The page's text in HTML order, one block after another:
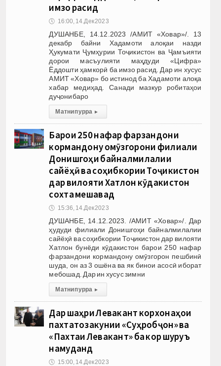
имзо расид
🕔 16:00, 14.Дек 2023
ДУШАНБЕ, 14.12.2023 /АМИТ «Ховар»/. 13
декабр байни Хадамоти алоқаи назди
Ҳукумати Ҷумҳурии Тоҷикистон ва Ҷамъияти
дорои масъулияти маҳдуди «Цифра»
Ёддошти ҳамкорӣ ба имзо расид. Дар ин хусус
АМИТ «Ховар» бо истинод ба Хадамоти алоқа
хабар медиҳад. Санади мазкур робитаҳои
дуҷонибаро
Матни пурра ▸
Барои 250 нафар фарзандони
кормандону омӯзгорони филиали
Донишгоҳи байналмилалии
сайёҳӣ ва соҳибкории Тоҷикистон
дар вилояти Хатлон кӯдакистон
сохта мешавад
🕔 15:36, 14.Дек 2023
ДУШАНБЕ, 14.12.2023. /АМИТ «Ховар»/. Дар
ҳудуди филиали Донишгоҳи байналмилалии
сайёҳӣ ва соҳибкории Тоҷикистон дар вилояти
Хатлон бунёди кӯдакистон барои 250 нафар
фарзандони кормандону омӯзгорон пешбинӣ
шуда, он аз 3 ошёна ва як бинои асосӣ иборат
мебошад. Дар ин хусус зимни
Матни пурра ▸
Дар шаҳри Левакант корхонаҳои
пахтатозакунии «Суҳробҷон» ва
«Пахтаи Левакант» ба кор шуруъ
намуданд
🕔 15:00, 14.Дек 2023